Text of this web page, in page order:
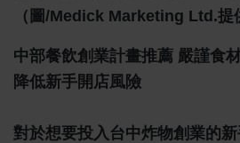
（圖/Medick Marketing Ltd.提
中部餐飲創業計畫推薦 嚴謹食
降低新手開店風險
對於想要投入台中炸物創業的